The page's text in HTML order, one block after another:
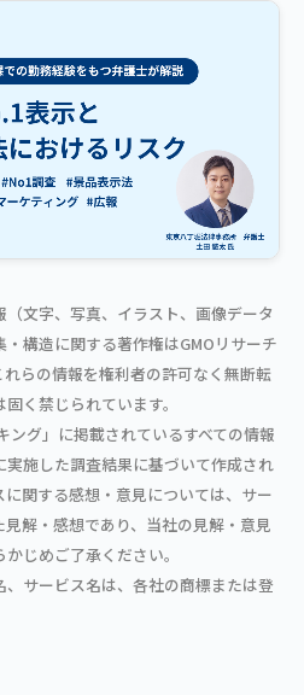
文字、写真、イラスト、画像データ
構造に関する著作権はGMOリサーチ
らの情報を権利者の許可なく無断転
く禁じられています。
ング」に掲載されているすべての情報
施した調査結果に基づいて作成され
関する感想・意見については、サー
解・感想であり、当社の見解・意見
じめご了承ください。
サービス名は、各社の商標または登